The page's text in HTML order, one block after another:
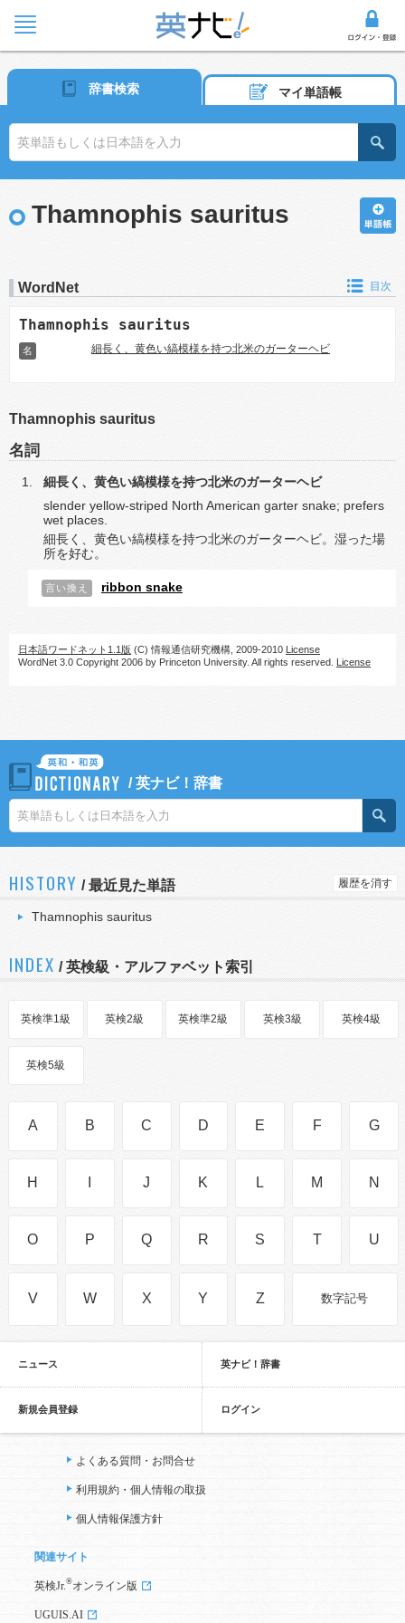
辞書検索 マイ単語帳
Thamnophis sauritus
WordNet 目次
Thamnophis sauritus
名 細長く、黄色い縞模様を持つ北米のガーターヘビ
Thamnophis sauritus
名詞
細長く、黄色い縞模様を持つ北米のガーターヘビ
slender yellow-striped North American garter snake; prefers
wet places.
細長く、黄色い縞模様を持つ北米のガーターヘビ。湿った場
所を好む。
言い換え ribbon snake
日本語ワードネット1.1版 (C) 情報通信研究機構, 2009-2010 License
WordNet 3.0 Copyright 2006 by Princeton University. All rights reserved. License
/英ナビ！辞書
HISTORY /最近見た単語 履歴を消す
Thamnophis sauritus
INDEX / 英検級・アルファベット索引
英検準1級 英検2級 英検準2級 英検3級 英検4級
英検5級
A B C D E F G
H J K L M N
O P Q R S T U
V W X Y Z 数字記号
ニュース 英ナビ！辞書
新規会員登録 ログイン
よくある質問・お問合せ
利用規約・個人情報の取扱
個人情報保護方針
関連サイト
英検Jr. ®オンライン版
UGUIS.AI